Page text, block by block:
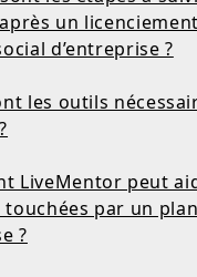
un
d’entreprise ?
les outils
LiveMentor peut
touchées par un
?